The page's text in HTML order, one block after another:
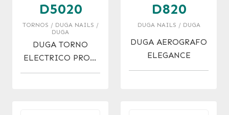
D5020
TORNOS / DUGA NAILS /
DUGA
DUGA TORNO
ELECTRICO PROF.
C/PEDAL 35.000
D820
DUGA NAILS / DUGA
DUGA AEROGRAFO
ELEGANCE